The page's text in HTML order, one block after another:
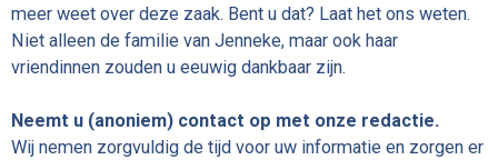
meer weet over deze zaak. Bent u dat? Laat het ons weten.
Niet alleen de familie van Jenneke, maar ook haar
vriendinnen zouden u eeuwig dankbaar zijn.
Neemt u (anoniem) contact op met onze redactie.
Wij nemen zorgvuldig de tijd voor uw informatie en zorgen er